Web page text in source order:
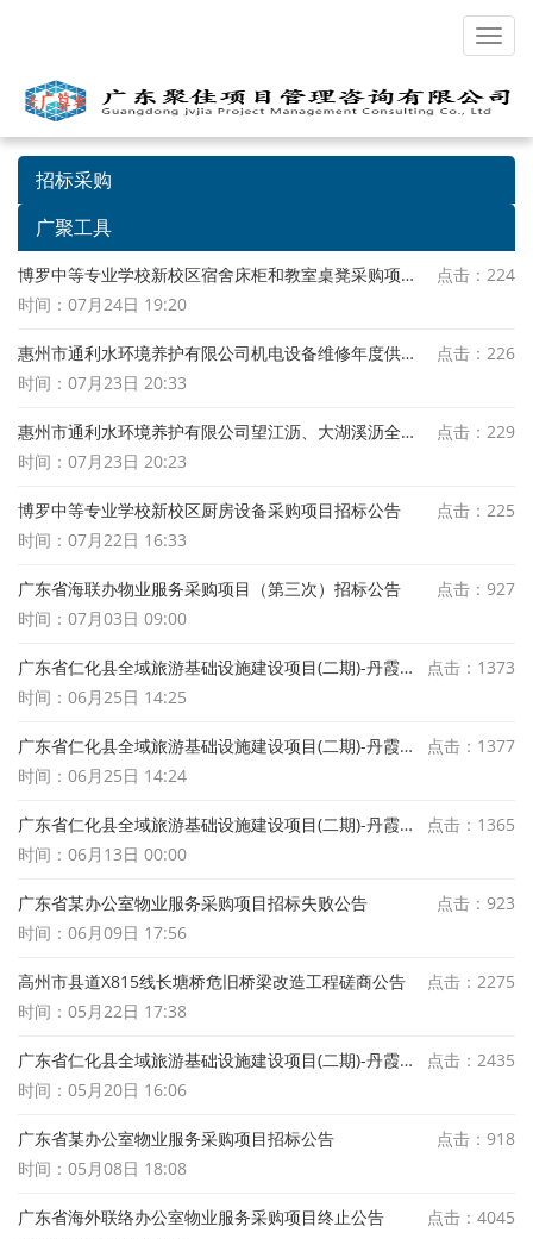
招标采购
招标采购
广聚工具
点击：224
博罗中等专业学校新校区宿舍床柜和教室桌凳采购项目招标公告
时间：07月24日 19:20
点击：226
惠州市通利水环境养护有限公司机电设备维修年度供应商采购项目公开招标公告
时间：07月23日 20:33
点击：229
惠州市通利水环境养护有限公司望江沥、大湖溪沥全线监控系统更换维修项目公开招标公告
时间：07月23日 20:23
点击：225
博罗中等专业学校新校区厨房设备采购项目招标公告
时间：07月22日 16:33
点击：927
广东省海联办物业服务采购项目（第三次）招标公告
时间：07月03日 09:00
点击：1373
广东省仁化县全域旅游基础设施建设项目(二期)-丹霞山景区沿江森林防火巡护步道项目施工定标结果公示
时间：06月25日 14:25
点击：1377
广东省仁化县全域旅游基础设施建设项目(二期)-丹霞山景区沿江森林防火巡护步道项目施工中标候选人公示
时间：06月25日 14:24
点击：1365
广东省仁化县全域旅游基础设施建设项目(二期)-丹霞山景区沿江森林防火巡护步道项目施工定标候选人公示
时间：06月13日 00:00
点击：923
广东省某办公室物业服务采购项目招标失败公告
时间：06月09日 17:56
点击：2275
高州市县道X815线长塘桥危旧桥梁改造工程磋商公告
时间：05月22日 17:38
点击：2435
广东省仁化县全域旅游基础设施建设项目(二期)-丹霞山景区沿江森林防火巡护步道项目施工招标公告
时间：05月20日 16:06
点击：918
广东省某办公室物业服务采购项目招标公告
时间：05月08日 18:08
点击：4045
广东省海外联络办公室物业服务采购项目终止公告